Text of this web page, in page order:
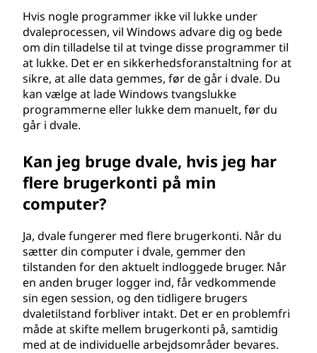
Hvis nogle programmer ikke vil lukke under
dvaleprocessen, vil Windows advare dig og bede
om din tilladelse til at tvinge disse programmer til
at lukke. Det er en sikkerhedsforanstaltning for at
sikre, at alle data gemmes, før de går i dvale. Du
kan vælge at lade Windows tvangslukke
programmerne eller lukke dem manuelt, før du
går i dvale.
Kan jeg bruge dvale, hvis jeg har
flere brugerkonti på min
computer?
Ja, dvale fungerer med flere brugerkonti. Når du
sætter din computer i dvale, gemmer den
tilstanden for den aktuelt indloggede bruger. Når
en anden bruger logger ind, får vedkommende
sin egen session, og den tidligere brugers
dvaletilstand forbliver intakt. Det er en problemfri
måde at skifte mellem brugerkonti på, samtidig
med at de individuelle arbejdsområder bevares.